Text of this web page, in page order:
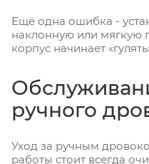
Ещё одна ошибка -
наклонную или мягкую
корпус начинает
ручного
Уход за ручным
работы стоит всегда